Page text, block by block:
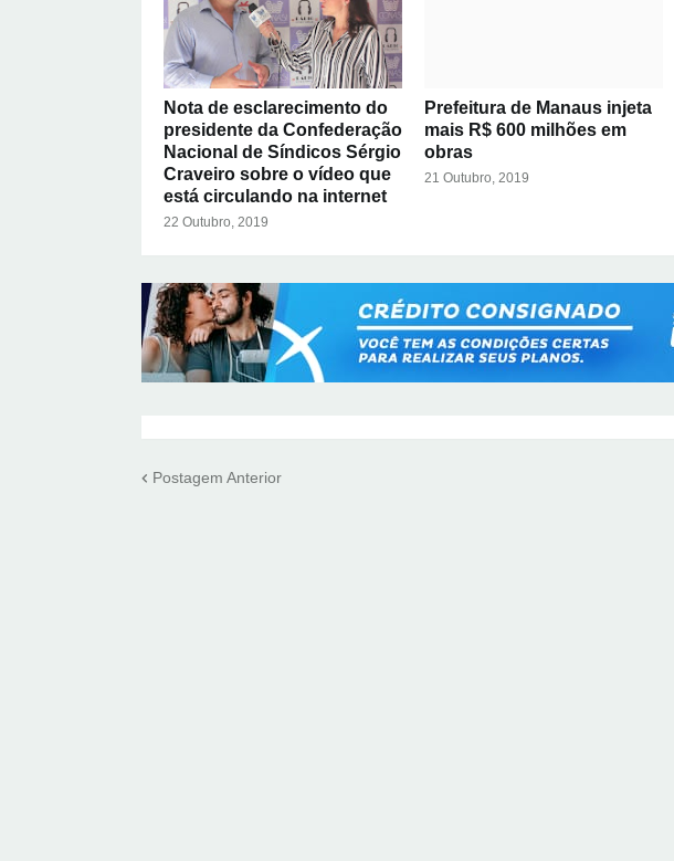
Nota de esclarecimento do
presidente da Confederação
Nacional de Síndicos Sérgio
Craveiro sobre o vídeo que
está circulando na internet
22 Outubro, 2019
Prefeitura de Manaus injeta
mais R$ 600 milhões em
obras
21 Outubro, 2019
Postagem Anterior